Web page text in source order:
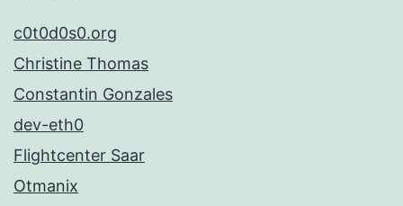
c0t0d0s0.org
Christine Thomas
Constantin Gonzales
dev-eth0
Flightcenter Saar
Otmanix